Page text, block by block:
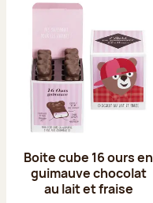
Boite cube 16 ours en
guimauve chocolat
au lait et fraise